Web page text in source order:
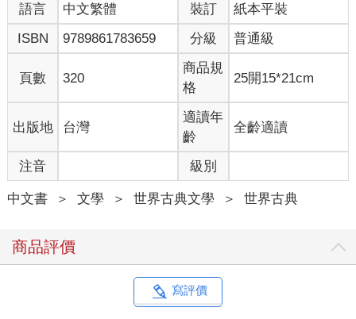
季摧殘下，略顯粗糙。
即便隔著緊閉的玻璃窗，光看也能感受到外面世界的寒意。街底
有幾個小氣旋揚起了塵土，一些廢紙碎屑被捲拋至半空中飛舞。
儘管此時陽光耀眼、天空湛藍，但除了四處張貼的海報，所有事
物無不顯得蒼白枯淡。蓄著黑色鬍鬚的那張臉從各個角落的制高
點往下俯視；近一點看，對街房子的正面就有一幅海報──「老大
哥正看著你」，它的標題如此說明，那深邃的雙眸直視著溫斯頓
的眼睛。街道上另有一張被扯破一角的海報，讓風勢鼓動得不斷
翻飛，只看見底下「英社」兩個字忽隱忽現。遠方有架直升機在
屋頂之間漂移，像隻青蠅般盤旋了好一陣，隨即劃出一道弧線迅
速離去──從窗外窺視人民日常生活，那是民警的例行巡邏任務，
溫斯頓背後的顯示幕仍持續發出嘮叨的聲音，播報著有關生鐵及
力，溫斯頓只要製造出任何比悄悄話音量稍大一些的聲響，便躲
不過它的擷取；更可怕的是，如果他待在橢圓形金屬飾板偵測影
語言 中文繁體 裝訂
紙本平裝
ISBN
9789861783659 分級 普通級
頁數 320
商品規
格
25開15*21cm
出版地 台灣
適讀年
齡
全齡適讀
注音 級別
中文書 ＞ 文學 ＞ 世界古典文學 ＞ 世界古典
商品評價
寫評價